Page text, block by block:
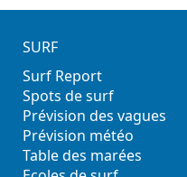
SURF
Surf Report
Spots de surf
Prévision des vagues
Prévision météo
Table des marées